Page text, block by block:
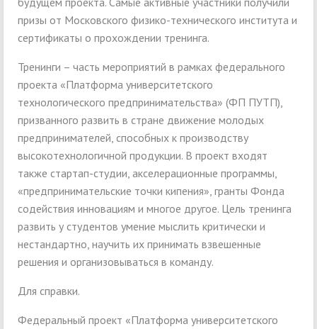
призы от Московского физико-технического института и
сертификаты о прохождении тренинга.
Тренинги – часть мероприятий в рамках федерального
проекта «Платформа университетского
технологического предпринимательства» (ФП ПУТП),
призванного развить в стране движение молодых
предпринимателей, способных к производству
высокотехнологичной продукции. В проект входят
также стартап-студии, акселерационные программы,
«предпринимательские точки кипения», гранты Фонда
содействия инновациям и многое другое. Цель тренинга
развить у студентов умение мыслить критически и
нестандартно, научить их принимать взвешенные
решения и организовываться в команду.
Для справки.
Федеральный проект «Платформа университетского